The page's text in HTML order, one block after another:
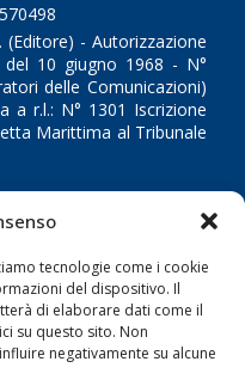
tecnologie come i cookie
del dispositivo. Il
di elaborare dati come il
su questo sito. Non
negativamente su alcune
- Autorizzazione
10 giugno 1968 - N°
delle Comunicazioni)
a r.l.: N° 1301 Iscrizione
Marittima al Tribunale